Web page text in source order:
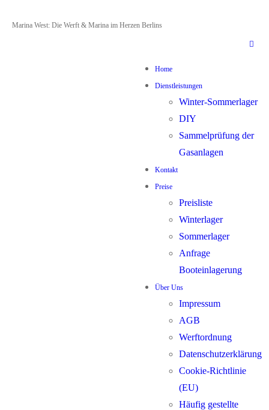
Zum
Menü
Schließen
Marina West: Die Werft & Marina im Herzen Berlins
Home
Dienstleistungen
Winter-Sommerlager
DIY
Sammelprüfung der
Gasanlagen
Kontakt
Preise
Preisliste
Winterlager
Sommerlager
Anfrage
Booteinlagerung
Über Uns
Impressum
AGB
Werftordnung
Datenschutzerklärung
Cookie-Richtlinie
(EU)
Häufig gestellte